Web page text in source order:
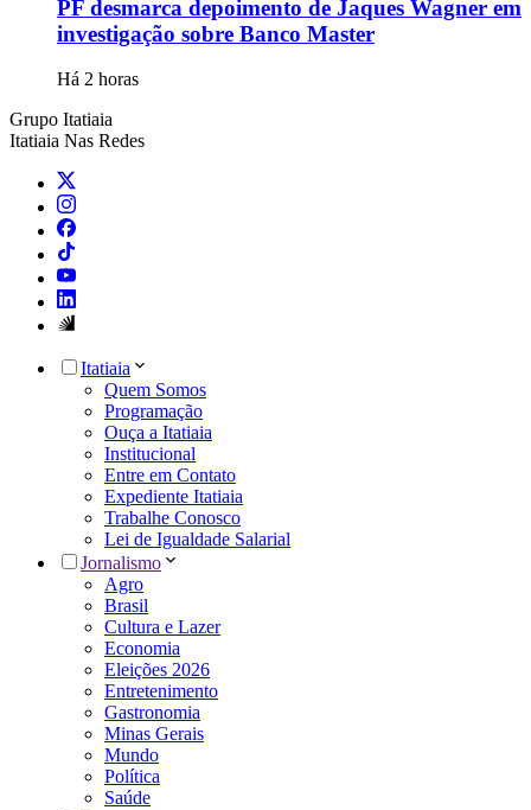
PF desmarca depoimento de Jaques Wagner em
investigação sobre Banco Master
Há 2 horas
Grupo Itatiaia
Itatiaia Nas Redes
Itatiaia
Quem Somos
Programação
Ouça a Itatiaia
Institucional
Entre em Contato
Expediente Itatiaia
Trabalhe Conosco
Lei de Igualdade Salarial
Jornalismo
Agro
Brasil
Cultura e Lazer
Economia
Eleições 2026
Entretenimento
Gastronomia
Minas Gerais
Mundo
Política
Saúde